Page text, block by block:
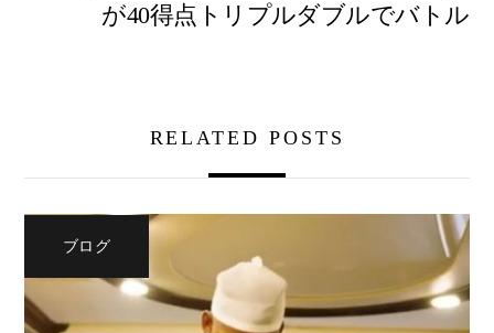
が40得点トリプルダブルでバトル
RELATED POSTS
ブログ